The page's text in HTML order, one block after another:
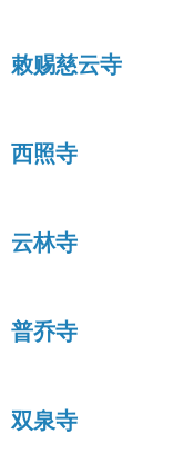
敕赐慈云寺
西照寺
云林寺
普乔寺
双泉寺